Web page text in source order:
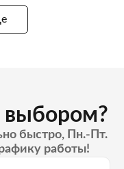
выбором?
быстро, Пн.-Пт.
работы!